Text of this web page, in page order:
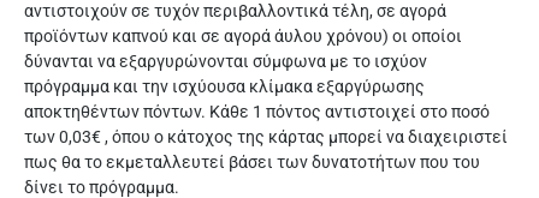
αντιστοιχούν σε τυχόν περιβαλλοντικά τέλη, σε αγορά
προϊόντων καπνού και σε αγορά άυλου χρόνου) οι οποίοι
δύνανται να εξαργυρώνονται σύμφωνα με το ισχύον
πρόγραμμα και την ισχύουσα κλίμακα εξαργύρωσης
αποκτηθέντων πόντων. Κάθε 1 πόντος αντιστοιχεί στο ποσό
των 0,03€ , όπου ο κάτοχος της κάρτας μπορεί να διαχειριστεί
πως θα το εκμεταλλευτεί βάσει των δυνατοτήτων που του
δίνει το πρόγραμμα.